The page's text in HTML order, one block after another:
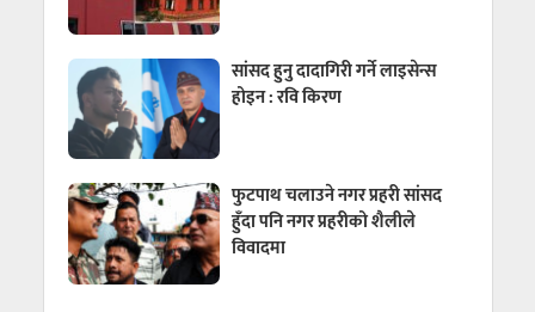
सांसद हुनु दादागिरी गर्ने लाइसेन्स
होइन : रवि किरण
फुटपाथ चलाउने नगर प्रहरी सांसद
हुँदा पनि नगर प्रहरीको शैलीले
विवादमा